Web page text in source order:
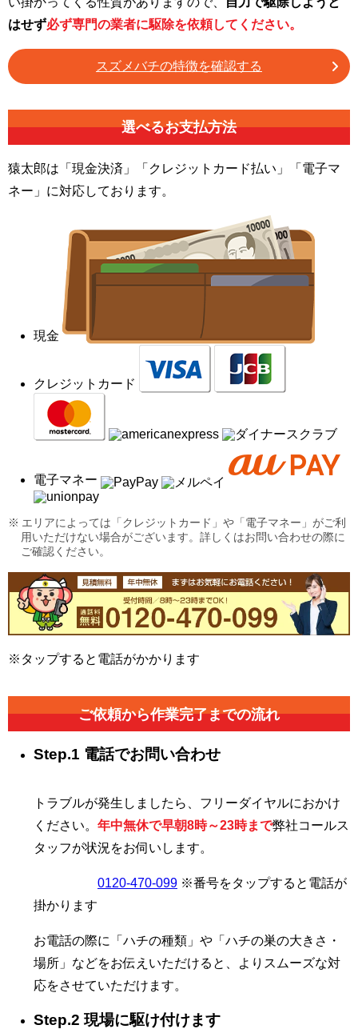
はせず必ず専門の業者に駆除を依頼してください。
スズメバチの特徴を確認する
選べるお支払方法
猿太郎は「現金決済」「クレジットカード払い」「電子マ
ネー」に対応しております。
現金
クレジットカード
電子マネー
エリアによっては「クレジットカード」や「電子マネー」がご利
用いただけない場合がございます。詳しくはお問い合わせの際に
ご確認ください。
※タップすると電話がかかります
ご依頼から作業完了までの流れ
Step.1 電話でお問い合わせ
トラブルが発生しましたら、フリーダイヤルにおかけ
ください。 年中無休で早朝8時～23時まで弊社コールス
タッフが状況をお伺いします。
0120-470-099 ※番号をタップすると電話が
掛かります
お電話の際に「ハチの種類」や「ハチの巣の大きさ・
場所」などをお伝えいただけると、よりスムーズな対
応をさせていただけます。
Step.2 現場に駆け付けます